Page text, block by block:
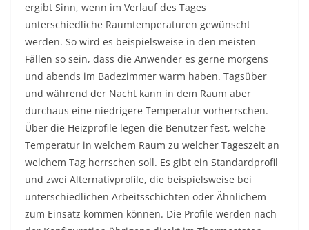
ergibt Sinn, wenn im Verlauf des Tages
unterschiedliche Raumtemperaturen gewünscht
werden. So wird es beispielsweise in den meisten
Fällen so sein, dass die Anwender es gerne morgens
und abends im Badezimmer warm haben. Tagsüber
und während der Nacht kann in dem Raum aber
durchaus eine niedrigere Temperatur vorherrschen.
Über die Heizprofile legen die Benutzer fest, welche
Temperatur in welchem Raum zu welcher Tageszeit an
welchem Tag herrschen soll. Es gibt ein Standardprofil
und zwei Alternativprofile, die beispielsweise bei
unterschiedlichen Arbeitsschichten oder Ähnlichem
zum Einsatz kommen können. Die Profile werden nach